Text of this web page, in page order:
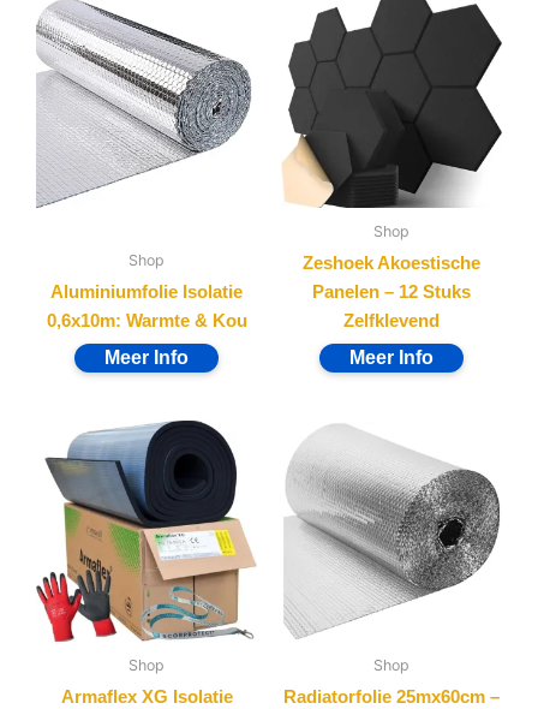
Shop
Aluminiumfolie Isolatie
0,6x10m: Warmte & Kou
Shop
Zeshoek Akoestische
Panelen – 12 Stuks
Zelfklevend
Shop
Armaflex XG Isolatie
Shop
Radiatorfolie 25mx60cm –